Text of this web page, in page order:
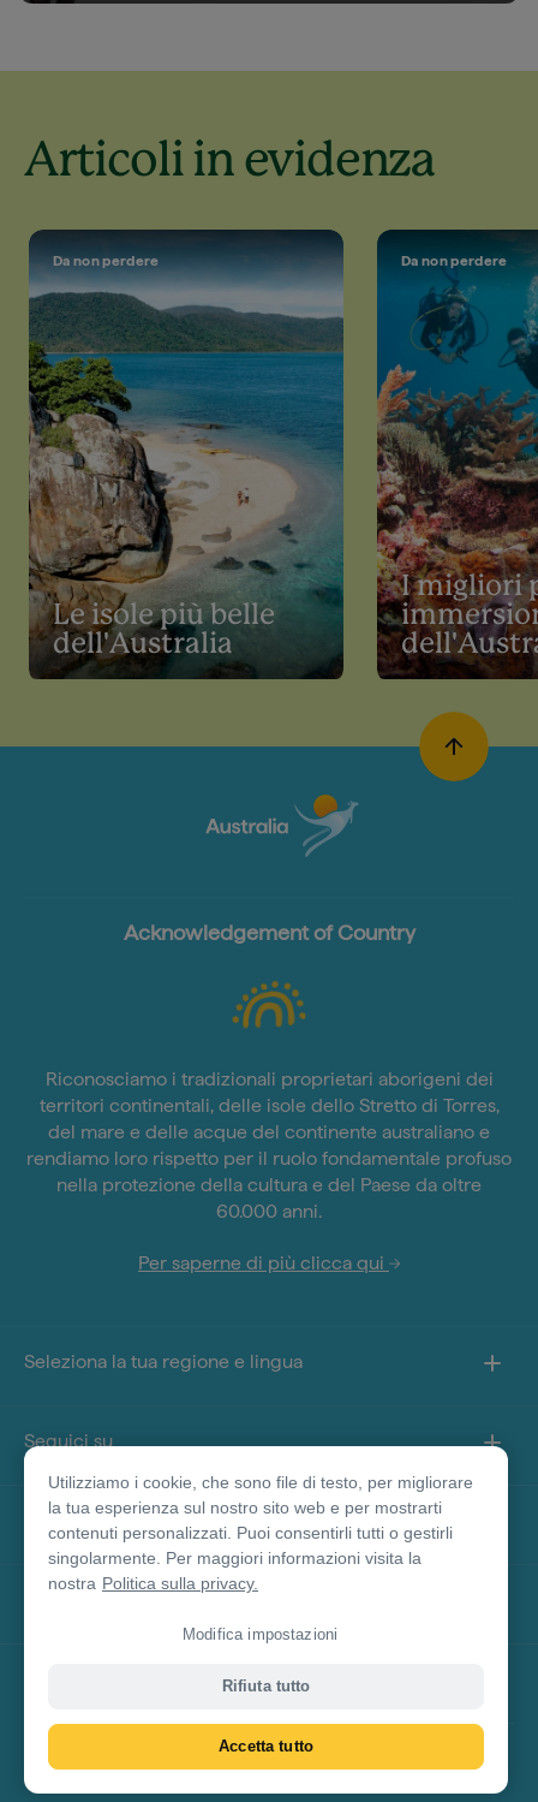
Articoli in evidenza
Da non perdere
Le isole più belle
dell'Australia
Da non perdere
I migliori
Acknowledgement of Country
Riconosciamo i tradizionali proprietari aborigeni dei
territori continentali, delle isole dello Stretto di Torres,
del mare e delle acque del continente australiano e
rendiamo loro rispetto per il ruolo fondamentale profuso
nella protezione della cultura e del Paese da oltre
60.000 anni.
Per saperne di più clicca qui
Seleziona la tua regione e lingua
Seguici su
Informazioni sul sito
Utilizziamo i cookie, che sono file di testo, per migliorare
la tua esperienza sul nostro sito web e per mostrarti
contenuti personalizzati. Puoi consentirli tutti o gestirli
singolarmente. Per maggiori informazioni visita la
nostra Politica sulla privacy.
Accetta tutto
Rifiuta tutto
Modifica impostazioni